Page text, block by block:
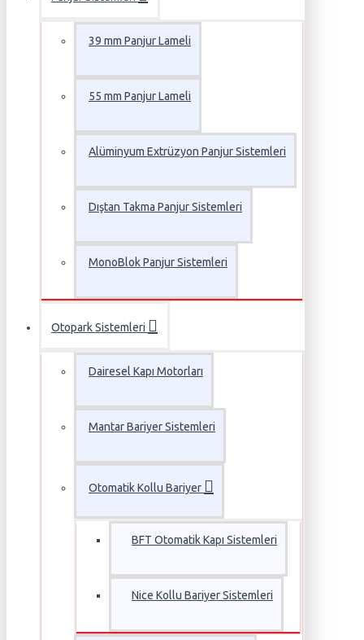
39 mm Panjur Lameli
55 mm Panjur Lameli
Alüminyum Extrüzyon Panjur Sistemleri
Dıştan Takma Panjur Sistemleri
MonoBlok Panjur Sistemleri
Otopark Sistemleri
Dairesel Kapı Motorları
Mantar Bariyer Sistemleri
Otomatik Kollu Bariyer
BFT Otomatik Kapı Sistemleri
Nice Kollu Bariyer Sistemleri